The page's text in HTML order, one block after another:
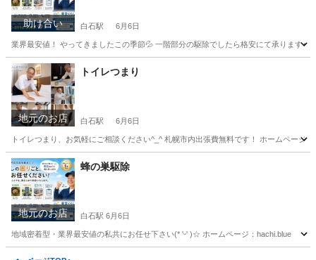
助け合い 白石駅 6月6日
業界最安値！ やってきましたこの季節💦 一階部分の駆除でしたら格安にて承ります
北海道 札幌市 白石駅
地元のお店
トイレつまり
白石駅 6月6日
トイレつまり、お気軽にご相談ください^_^ 札幌市内出張費無料です！ ホームページ
北海道 札幌市 白石駅
地元のお店
蜂の巣駆除
白石駅 6月6日
地域密着型・業界最安値の私共にお任せ下さい(* 'ᵕ' )☆ ホームページ：hachi.blue